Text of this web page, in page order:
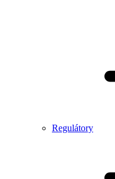
Regulátory